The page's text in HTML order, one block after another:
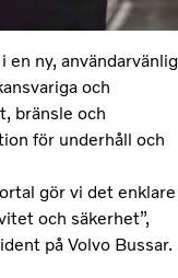
en ny, användarvänlig
och
bränsle och
för underhåll och
gör vi det enklare
och säkerhet”,
på Volvo Bussar.